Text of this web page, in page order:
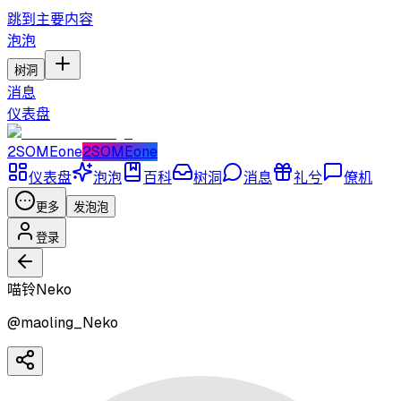
跳到主要内容
泡泡
树洞
消息
仪表盘
2SOMEone2SOMEone
仪表盘
泡泡 百科 树洞 消息 礼兮 僚机
更多 发泡泡
登录
喵铃Neko
@maoling_Neko